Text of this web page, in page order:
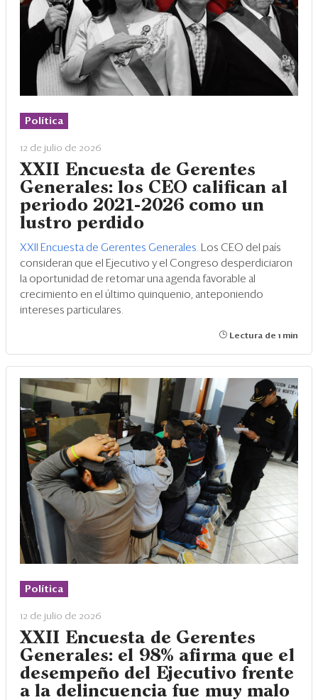
Política
12 de julio de 2026
XXII Encuesta de Gerentes
Generales: los CEO califican al
periodo 2021-2026 como un
lustro perdido
XXII Encuesta de Gerentes Generales. Los CEO del país
consideran que el Ejecutivo y el Congreso desperdiciaron
la oportunidad de retomar una agenda favorable al
crecimiento en el último quinquenio, anteponiendo
intereses particulares.
Lectura de 1 min
Política
12 de julio de 2026
XXII Encuesta de Gerentes
Generales: el 98% afirma que el
desempeño del Ejecutivo frente
a la delincuencia fue muy malo